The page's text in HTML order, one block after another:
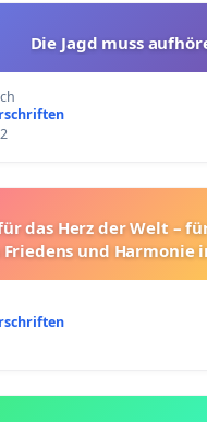
Die Jagd muss
das Herz der Welt –
Friedens und Harmonie